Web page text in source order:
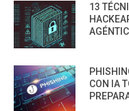
13
CON IA